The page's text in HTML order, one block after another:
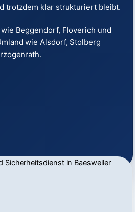
trotzdem klar strukturiert bleibt.
Beggendorf, Floverich und
wie Alsdorf, Stolberg